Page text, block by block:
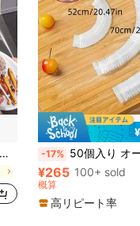
-17% 50個入り オーバーサイズ 多機能 マルチサイズ 食品ラップカバー、ボウル
¥265 100+ sold
概算
高リピート率